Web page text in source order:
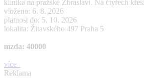
klinika na pražské Zbraslavi. Na čtyřech
vloženo: 6. 8. 2026
platnost do: 5. 10. 2026
lokalita: Žitavského 497 Praha 5
mzda: 40000
více
Reklama